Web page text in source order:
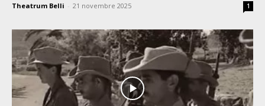
Theatrum Belli - 21 novembre 2025 1